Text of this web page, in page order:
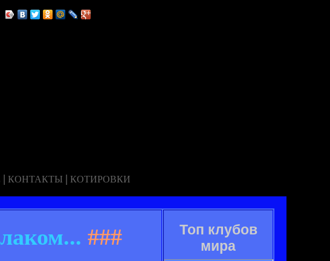
| КОНТАКТЫ | КОТИРОВКИ
###
Топ клубов
мира